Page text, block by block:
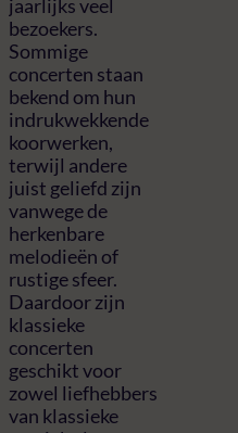
jaarlijks veel
bezoekers.
Sommige
concerten staan
bekend om hun
indrukwekkende
koorwerken,
terwijl andere
juist geliefd zijn
vanwege de
herkenbare
melodieën of
rustige sfeer.
Daardoor zijn
klassieke
concerten
geschikt voor
zowel liefhebbers
van klassieke